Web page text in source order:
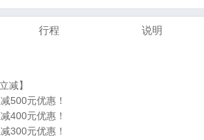
行程 说明
减】
500元优惠！
400元优惠！
300元优惠！